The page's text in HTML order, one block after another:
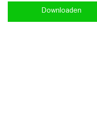
Downloaden